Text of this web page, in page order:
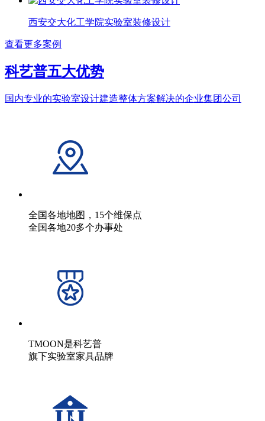
西安交大化工学院实验室装修设计
查看更多案例
科艺普五大优势
国内专业的实验室设计建造整体方案解决的企业集团公司
全国各地地图，15个维保点
全国各地20多个办事处
TMOON是科艺普
旗下实验室家具品牌